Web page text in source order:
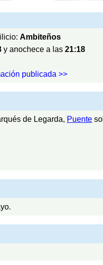
Ambiteños
y anochece a las 21:18
publicada >>
de Legarda, Puente